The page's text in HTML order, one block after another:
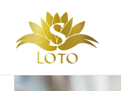
contenido
Masaje